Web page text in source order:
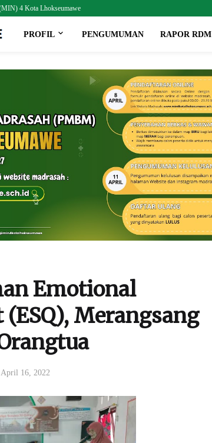
4 Kota Lhokseumawe
PROFIL PENGUMUMAN RAPOR RDM
Emotional
Merangsang
April 16, 2022